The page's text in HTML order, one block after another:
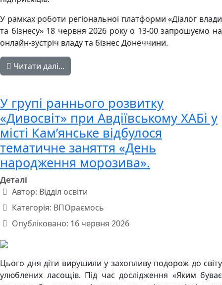
У рамках роботи регіональної платформи «Діалог влади
та бізнесу» 18 червня 2026 року о 13-00 запрошуємо на
онлайн-зустріч владу та бізнес Донеччини.
Читати далі...
У групі раннього розвитку
«Дивосвіт» при Авдіївському ХАБі у
місті Кам’янське відбулося
тематичне заняття «День
народження морозива».
Деталі
Автор: Відділ освіти
Категорія: ВПОраємось
Опубліковано: 16 червня 2026
Цього дня діти вирушили у захопливу подорож до світу
улюблених ласощів. Під час дослідження «Яким буває